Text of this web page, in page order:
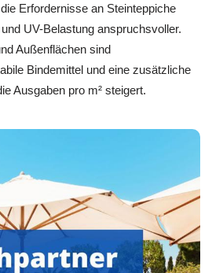
Erfordernisse an Steinteppiche
UV-Belastung anspruchsvoller.
Außenflächen sind
Bindemittel und eine zusätzliche
Ausgaben pro m² steigert.